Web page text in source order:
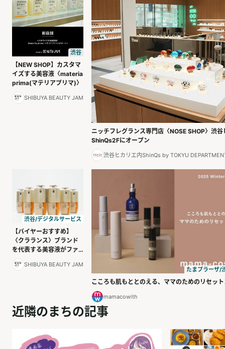
渋谷
【NEW SHOP】カスタマ
イズする美容液〈materia
prima(マテリアプリマ)〉
SHIBUYA BEAUTY JAM
ニッチフレグランス専門店〈NOSE SHOP〉渋谷
ShinQs2Fにオープン
渋谷ヒカリエ内ShinQs by TOKYU
渋谷/デジタルサービス
【バイヤーおすすめ】
〈クラランス〉ブランド
を代表する美容液がファ
ンデーションに
SHIBUYA BEAUTY JAM
たまプラーザ/
こころも肌もととのえる、ママのためのリセッ
mamacowith
近隣のまちの記事